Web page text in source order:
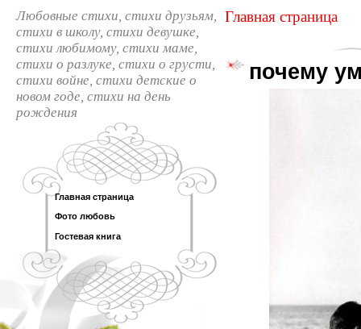
Любовные стихи, cтихи друзьям,
cтихи в школу, cтихи девушке,
cтихи любимому, cтихи маме,
cтихи о разлуке, cтихи о грусти,
cтихи войне, cтихи детские о
новом годе, cтихи на день
рождения
Главная страница
Фото любовь
Гостевая книга
Главная страница
почему